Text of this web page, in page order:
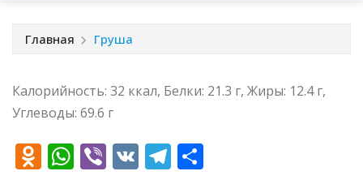
Главная Груша
Калорийность: 32 ккал, Белки: 21.3 г, Жиры: 12.4 г,
Углеводы: 69.6 г
O W Vi V T